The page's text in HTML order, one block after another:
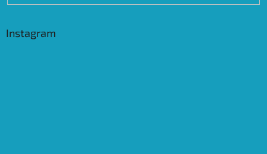
Instagram